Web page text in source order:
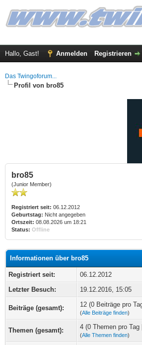
Hallo, Gast! Anmelden Registrieren
Das Twingoforum...
Profil von bro85
bro85
(Junior Member)
Registriert seit: 06.12.2012
Geburtstag: Nicht angegeben
Ortszeit: 08.08.2026 um 18:21
Status: Offline
Informationen über bro85
Registriert seit:
06.12.2012
Letzter Besuch:
19.12.2016, 15:05
Beiträge (gesamt): 12 (0 Beiträge pro
(Alle Beiträge finden)
Themen (gesamt): 4 (0 Themen pro
(Alle Themen finden)